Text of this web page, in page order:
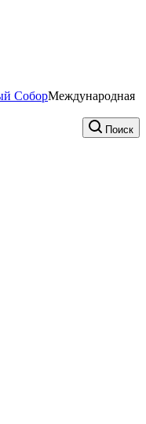
Международная
Поиск